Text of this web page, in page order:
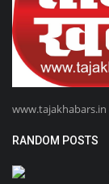
www.tajakhabars.in
RANDOM POSTS